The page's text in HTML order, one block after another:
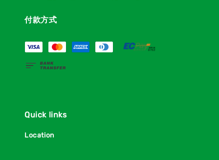
付款方式
Quick links
Location